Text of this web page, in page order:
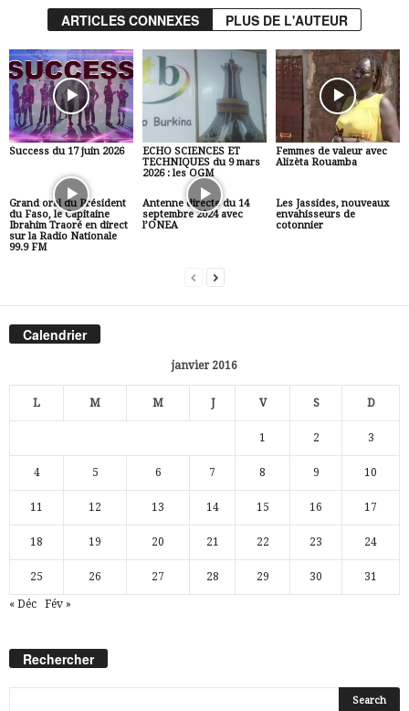
ARTICLES CONNEXES PLUS DE L'AUTEUR
Success du 17 juin 2026
ECHO SCIENCES ET
TECHNIQUES du 9 mars
2026 : les OGM
Femmes de valeur avec
Alizèta Rouamba
Grand oral du Président
du Faso, le Capitaine
Ibrahim Traoré en direct
sur la Radio Nationale
99.9 FM
Antenne directe du 14
septembre 2024 avec
l’ONEA
Les Jassides, nouveaux
envahisseurs de
cotonnier
Calendrier
janvier 2016
L M M J V S D
1 2 3
4 5 6 7 8 9 10
11 12 13 14 15 16 17
18 19 20 21 22 23 24
25 26 27 28 29 30 31
« Déc Fév »
Rechercher